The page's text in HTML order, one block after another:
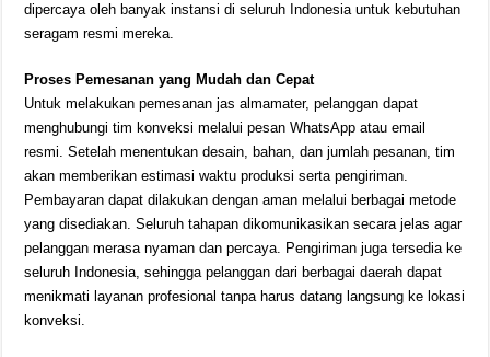
dipercaya oleh banyak instansi di seluruh Indonesia untuk kebutuhan
seragam resmi mereka.
Proses Pemesanan yang Mudah dan Cepat
Untuk melakukan pemesanan jas almamater, pelanggan dapat
menghubungi tim konveksi melalui pesan WhatsApp atau email
resmi. Setelah menentukan desain, bahan, dan jumlah pesanan, tim
akan memberikan estimasi waktu produksi serta pengiriman.
Pembayaran dapat dilakukan dengan aman melalui berbagai metode
yang disediakan. Seluruh tahapan dikomunikasikan secara jelas agar
pelanggan merasa nyaman dan percaya. Pengiriman juga tersedia ke
seluruh Indonesia, sehingga pelanggan dari berbagai daerah dapat
menikmati layanan profesional tanpa harus datang langsung ke lokasi
konveksi.